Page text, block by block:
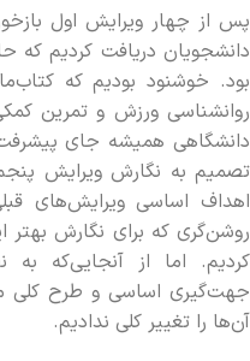
پس از چهار ویرایش اول
دانشجویان دریافت کردیم که
بود. خوشنود بودیم که
روان‏شناسی ورزش و تمرین
دانشگاهی همیشه جای
تصمیم به نگارش ویرایش
اهداف اساسی ویرایش‌های
روشن‌گری که برای نگارش بهتر
کردیم. اما از آنجایی‌که
جهت‌گیری اساسی و طرح کلی
آن‌ها را تغییر کلی ندادیم.